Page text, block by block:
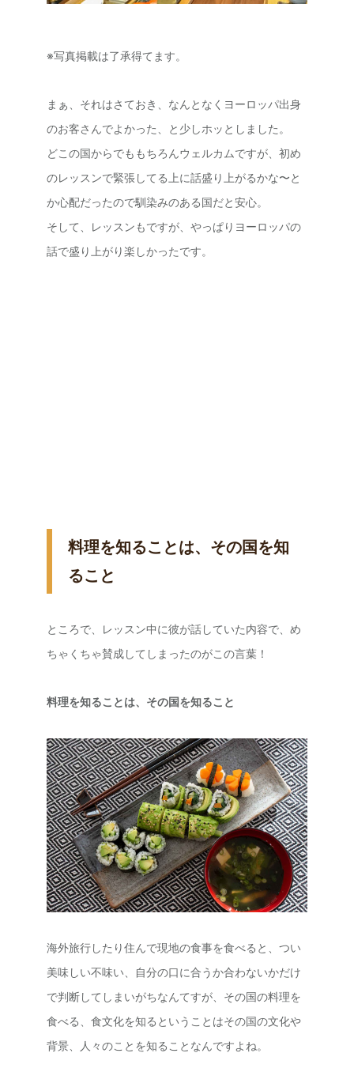
※写真掲載は了承得てます。
まぁ、それはさておき、なんとなくヨーロッパ出身
のお客さんでよかった、と少しホッとしました。
どこの国からでももちろんウェルカムですが、初め
のレッスンで緊張してる上に話盛り上がるかな〜と
か心配だったので馴染みのある国だと安心。
そして、レッスンもですが、やっぱりヨーロッパの
話で盛り上がり楽しかったです。
料理を知ることは、その国を知
ること
ところで、レッスン中に彼が話していた内容で、め
ちゃくちゃ賛成してしまったのがこの言葉！
料理を知ることは、その国を知ること
海外旅行したり住んで現地の食事を食べると、つい
美味しい不味い、自分の口に合うか合わないかだけ
で判断してしまいがちなんてすが、その国の料理を
食べる、食文化を知るということはその国の文化や
背景、人々のことを知ることなんですよね。